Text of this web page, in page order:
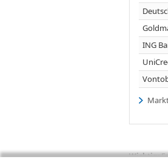
ING
Wichtig: